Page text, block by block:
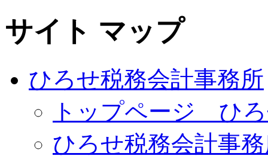
サイト マップ
ひろせ税務会計事務所
トップページ ひ
ひろせ税務会計事